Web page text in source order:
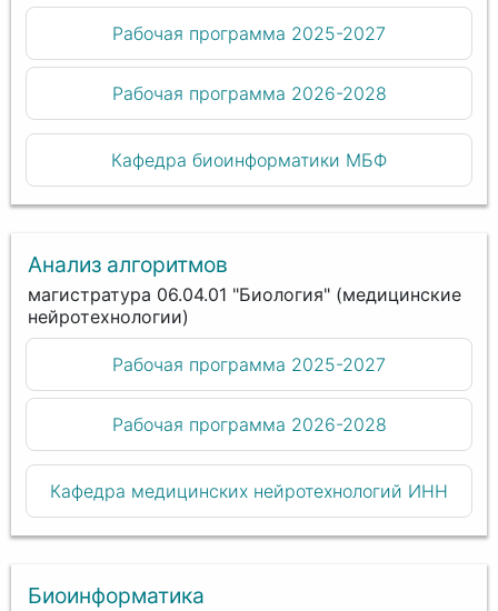
Рабочая программа 2025-2027
Рабочая программа 2026-2028
Кафедра биоинформатики МБФ
Анализ алгоритмов
магистратура 06.04.01 "Биология" (медицинские
нейротехнологии)
Рабочая программа 2025-2027
Рабочая программа 2026-2028
Кафедра медицинских нейротехнологий ИНН
Биоинформатика